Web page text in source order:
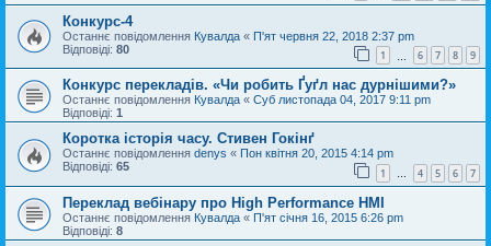
Конкурс-4
Останнє повідомлення Кувалда « П'ят червня 22, 2018 2:37 pm
Відповіді: 80 1 6 7 8 9
Конкурс перекладів. «Чи робить Ґуґл нас дурнішими?»
Останнє повідомлення Кувалда « Суб листопада 04, 2017 9:11 pm
Відповіді: 1
Коротка історія часу. Стивен Гокінґ
Останнє повідомлення denys « Пон квітня 20, 2015 4:14 pm
Відповіді: 65 1 … 4 5 6 7
Переклад вебінару про High Performance HMI
Останнє повідомлення Кувалда « П'ят січня 16, 2015 6:26 pm
Відповіді: 8